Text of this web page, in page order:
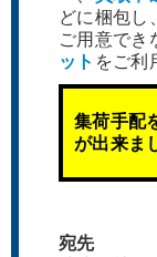
どに梱包し
ご用意でき
ット をご利
集荷手配
が出来ま
宛先